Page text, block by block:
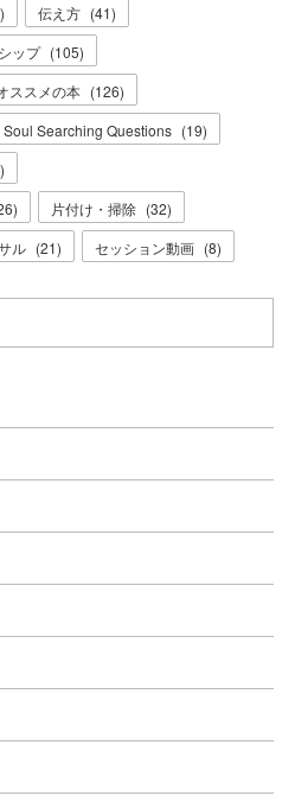
) 伝え方 (41)
ップ (105)
ススメの本 (126)
Soul Searching Questions (19)
)
) 片付け・掃除 (32)
ル (21) セッション動画 (8)